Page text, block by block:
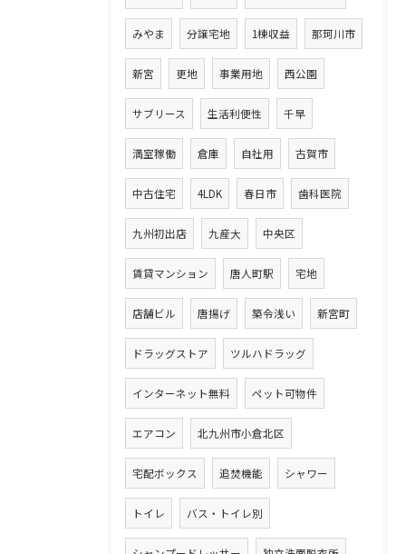
みやま 分譲宅地 1棟収益 那珂川市
新宮 更地 事業用地 西公園
サブリース 生活利便性 千早
満室稼働 倉庫 自社用 古賀市
中古住宅 4LDK 春日市 歯科医院
九州初出店 九産大 中央区
賃貸マンション 唐人町駅 宅地
店舗ビル 唐揚げ 築令浅い 新宮町
ドラッグストア ツルハドラッグ
インターネット無料 ペット可物件
エアコン 北九州市小倉北区
宅配ボックス 追焚機能 シャワー
トイレ バス・トイレ別